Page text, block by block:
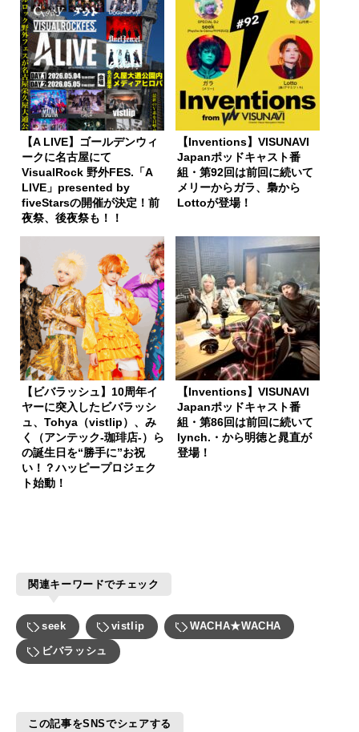
【A LIVE】ゴールデンウィ
ークに名古屋にて
VisualRock 野外FES.「A
LIVE」presented by
fiveStarsの開催が決定！前
夜祭、後夜祭も！！
【Inventions】VISUNAVI
Japanポッドキャスト番
組・第92回は前回に続いて
メリーからガラ、梟から
Lottoが登場！
【ビバラッシュ】10周年イ
ヤーに突入したビバラッシ
ュ、Tohya（vistlip）、み
く（アンテック-珈琲店-）ら
の誕生日を“勝手に”お祝
い！？ハッピープロジェク
ト始動！
【Inventions】VISUNAVI
Japanポッドキャスト番
組・第86回は前回に続いて
lynch.・から明徳と晁直が
登場！
関連キーワードでチェック
seek vistlip WACHA★WACHA
ビバラッシュ
この記事をSNSでシェアする